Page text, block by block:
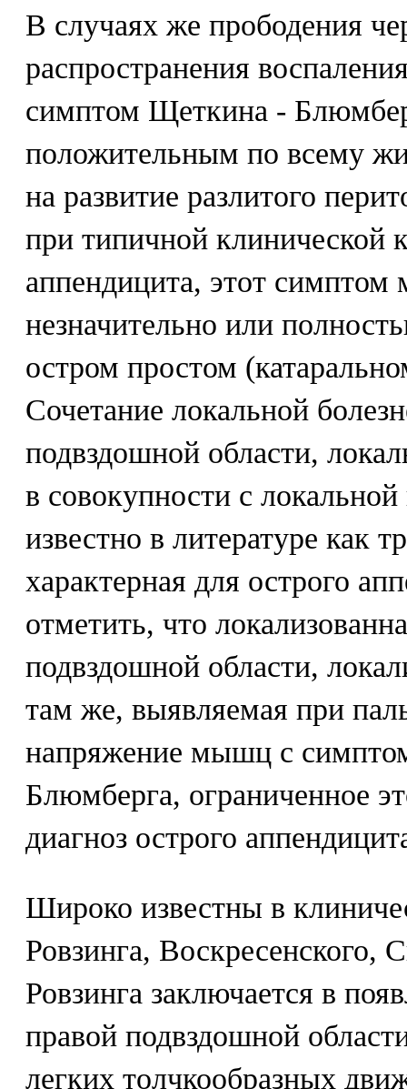
В случаях же прободения
распространения
симптом Щеткина -
положительным по всему
на развитие разлитого
при типичной клинической
аппендицита, этот
незначительно или
остром простом
Сочетание локальной
подвздошной области,
в совокупности с
известно в литературе как
характерная для острого
отметить, что
подвздошной области,
там же, выявляемая при
напряжение мышц с
Блюмберга, ограниченное
диагноз острого
Широко известны в
Ровзинга, Воскресенского,
Ровзинга заключается в
правой подвздошной
легких толчкообразных